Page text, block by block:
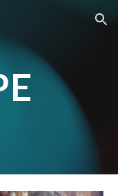
Skip to navigation